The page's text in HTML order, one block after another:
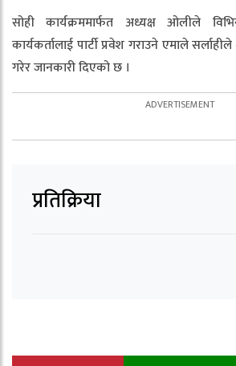
सोही कार्यक्रममार्फत अध्यक्ष ओलीले
कार्यकर्तालाई पार्टी प्रवेश गराउने एमाले
गरेर जानकारी दिएको छ ।
प्रतिक्रिया